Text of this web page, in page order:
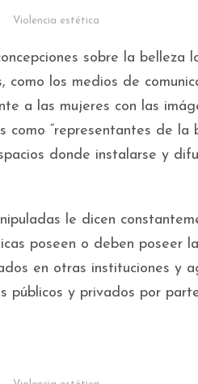
Violencia estética
sobre la belleza
los medios de
a las mujeres con las
“representantes de la
donde instalarse y
le dicen
poseen o deben poseer
en otras instituciones y
públicos y privados por